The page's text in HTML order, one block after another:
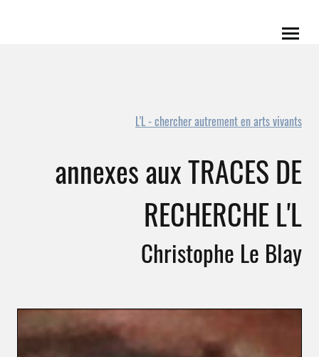
L'L - chercher autrement en arts vivants
annexes aux TRACES DE
RECHERCHE L'L
Christophe Le Blay